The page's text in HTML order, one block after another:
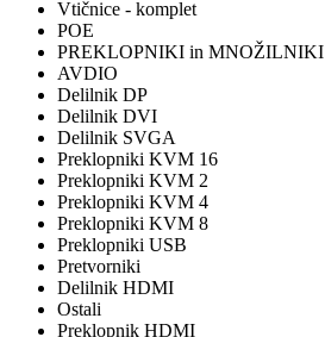
Vtičnice - komplet
POE
PREKLOPNIKI in MNOŽILNIKI
AVDIO
Delilnik DP
Delilnik DVI
Delilnik SVGA
Preklopniki KVM 16
Preklopniki KVM 2
Preklopniki KVM 4
Preklopniki KVM 8
Preklopniki USB
Pretvorniki
Delilnik HDMI
Ostali
Preklopnik HDMI